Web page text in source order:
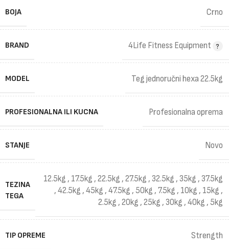
BOJA Crno
BRAND 4Life Fitness Equipment
MODEL Teg jednoručni hexa 22.5kg
PROFESIONALNA ILI KUCNA Profesionalna oprema
STANJE Novo
TEZINA
TEGA
12.5kg , 17.5kg , 22.5kg , 27.5kg , 32.5kg , 35kg , 37.5kg
, 42.5kg , 45kg , 47.5kg , 50kg , 7.5kg , 10kg , 15kg ,
2.5kg , 20kg , 25kg , 30kg , 40kg , 5kg
TIP OPREME Strength